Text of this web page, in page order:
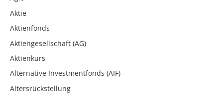
Aktie
Aktienfonds
Aktiengesellschaft (AG)
Aktienkurs
Alternative Investmentfonds (AIF)
Altersrückstellung